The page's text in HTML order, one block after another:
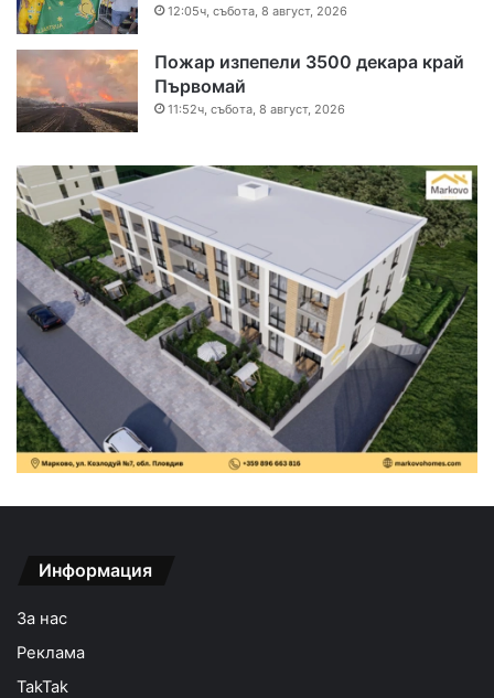
12:05ч, събота, 8 август, 2026
Пожар изпепели 3500 декара край
Първомай
11:52ч, събота, 8 август, 2026
Информация
За нас
Реклама
TakTak